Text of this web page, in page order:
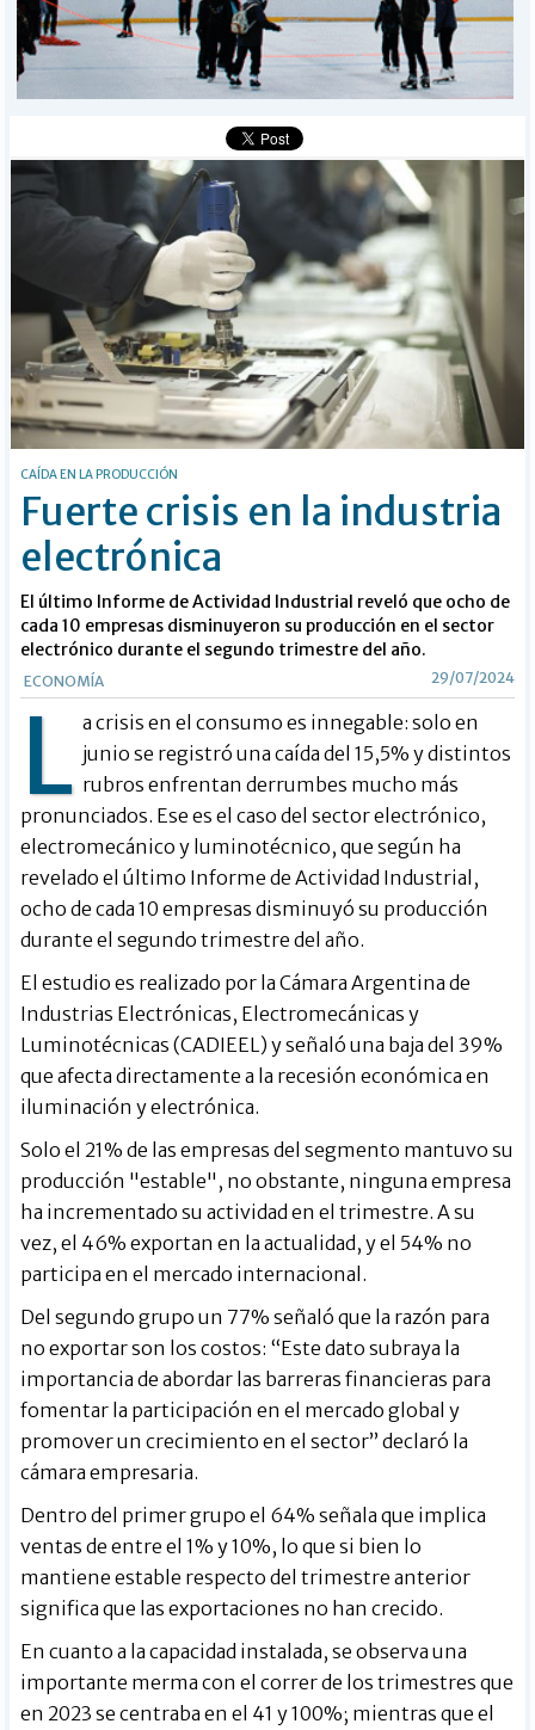
I-DIARIO
MÁS
BÚSQUEDA
CAÍDA EN LA PRODUCCIÓN
Fuerte crisis en la industria
electrónica
El último Informe de Actividad Industrial reveló que ocho de
cada 10 empresas disminuyeron su producción en el sector
electrónico durante el segundo trimestre del año.
ECONOMÍA 29/07/2024
L a crisis en el consumo es innegable: solo en
junio se registró una caída del 15,5% y distintos
rubros enfrentan derrumbes mucho más
pronunciados. Ese es el caso del sector electrónico,
electromecánico y luminotécnico, que según ha
revelado el último Informe de Actividad Industrial,
ocho de cada 10 empresas disminuyó su producción
durante el segundo trimestre del año.
El estudio es realizado por la Cámara Argentina de
Industrias Electrónicas, Electromecánicas y
Luminotécnicas (CADIEEL) y señaló una baja del 39%
que afecta directamente a la recesión económica en
iluminación y electrónica.
Solo el 21% de las empresas del segmento mantuvo su
producción "estable", no obstante, ninguna empresa
ha incrementado su actividad en el trimestre. A su
vez, el 46% exportan en la actualidad, y el 54% no
participa en el mercado internacional.
Del segundo grupo un 77% señaló que la razón para
no exportar son los costos: “Este dato subraya la
importancia de abordar las barreras financieras para
fomentar la participación en el mercado global y
promover un crecimiento en el sector” declaró la
cámara empresaria.
Dentro del primer grupo el 64% señala que implica
ventas de entre el 1% y 10%, lo que si bien lo
mantiene estable respecto del trimestre anterior
significa que las exportaciones no han crecido.
En cuanto a la capacidad instalada, se observa una
importante merma con el correr de los trimestres que
en 2023 se centraba en el 41 y 100%; mientras que el